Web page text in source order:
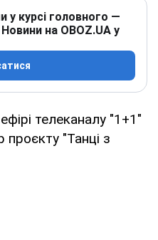
у курсі головного —
на OBOZ.UA у
телеканалу "1+1"
проєкту "Танці з